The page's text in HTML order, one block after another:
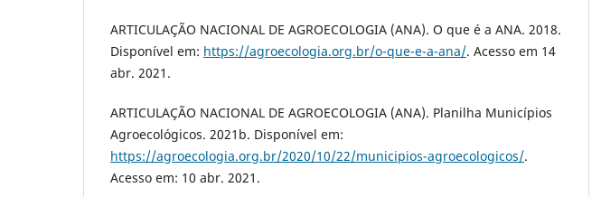
ARTICULAÇÃO NACIONAL DE AGROECOLOGIA (ANA). O que é a ANA. 2018.
Disponível em: https://agroecologia.org.br/o-que-e-a-ana/. Acesso em 14
abr. 2021.
ARTICULAÇÃO NACIONAL DE AGROECOLOGIA (ANA). Planilha Municípios
Agroecológicos. 2021b. Disponível em:
https://agroecologia.org.br/2020/10/22/municipios-agroecologicos/.
Acesso em: 10 abr. 2021.